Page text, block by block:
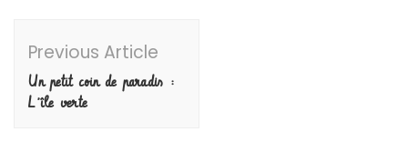
Navigation
Previous Article
Un petit coin de paradis :
L’île verte